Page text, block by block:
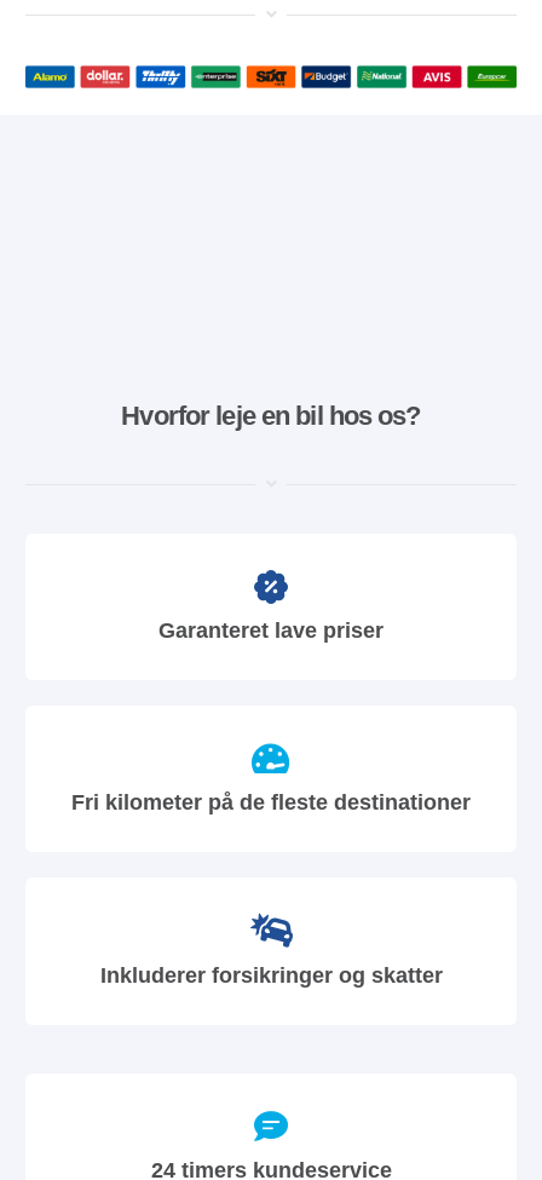
Hvorfor leje en bil hos os?
Garanteret lave priser
Fri kilometer på de fleste destinationer
Inkluderer forsikringer og skatter
24 timers kundeservice